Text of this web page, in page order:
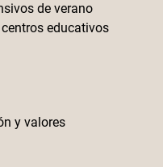
de verano
educativos
y valores